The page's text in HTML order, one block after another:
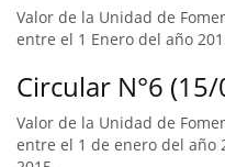
Valor de la Unidad de
entre el 1 Enero del año
Circular N°6
Valor de la Unidad de
entre el 1 de enero del año